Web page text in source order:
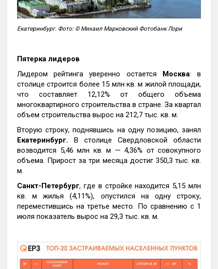
Екатеринбург. Фото: © Михаил Марковский Фотобанк Лори
Пятерка лидеров
Лидером рейтинга уверенно остается Москва: в
столице строится более 15 млн кв. м жилой площади,
что составляет 12,12% от общего объема
многоквартирного строительства в стране. За квартал
объем строительства вырос на 212,7 тыс. кв. м.
Вторую строку, поднявшись на одну позицию, занял
Екатеринбург. В столице Свердловской области
возводится 5,46 млн кв. м — 4,36% от совокупного
объема. Прирост за три месяца достиг 350,3 тыс. кв.
м.
Санкт-Петербург, где в стройке находится 5,15 млн
кв. м жилья (4,11%), опустился на одну строку,
переместившись на третье место. По сравнению с 1
июля показатель вырос на 29,3 тыс. кв. м.